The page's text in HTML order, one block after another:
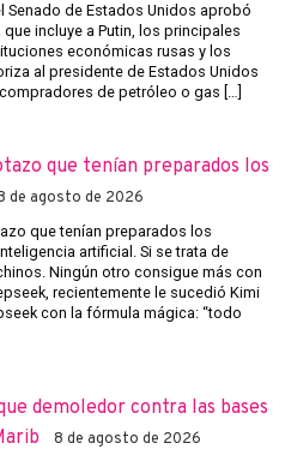
Senado de Estados Unidos aprobó
incluye a Putin, los principales
económicas rusas y los
al presidente de Estados Unidos
de petróleo o gas […]
que tenían preparados los
de agosto de 2026
que tenían preparados los
artificial. Si se trata de
Ningún otro consigue más con
recientemente le sucedió Kimi
con la fórmula mágica: “todo
demoledor contra las bases
8 de agosto de 2026